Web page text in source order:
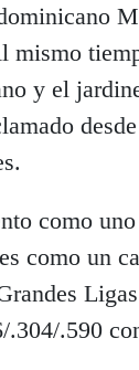
mismo
y el
como
como un
.590